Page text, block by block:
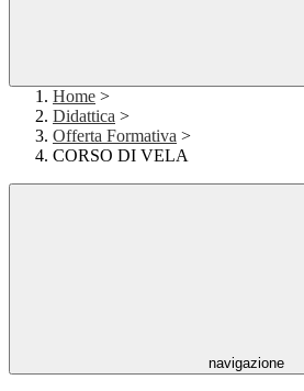
Home >
Didattica >
Offerta Formativa >
CORSO DI VELA
navigazione